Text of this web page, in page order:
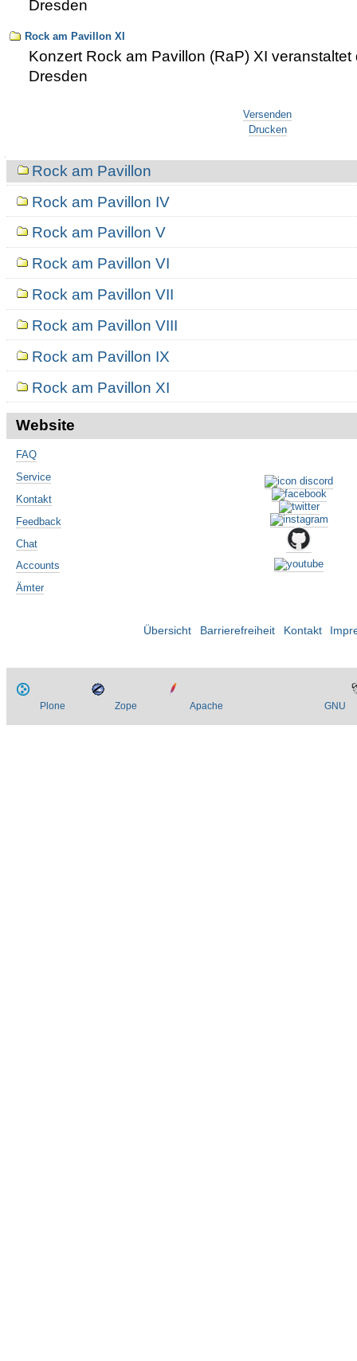
Dresden
Rock am Pavillon XI
Konzert Rock am Pavillon (RaP) XI
Dresden
Versenden
Drucken
NavigationRock am Pavillon
Rock am Pavillon IV
Rock am Pavillon V
Rock am Pavillon VI
Rock am Pavillon VII
Rock am Pavillon VIII
Rock am Pavillon IX
Rock am Pavillon XI
Website
FAQ
Service
Kontakt
Feedback
Chat
Accounts
Ämter
Übersicht Barrierefreiheit Kontakt
Plone Zope Apache GNU